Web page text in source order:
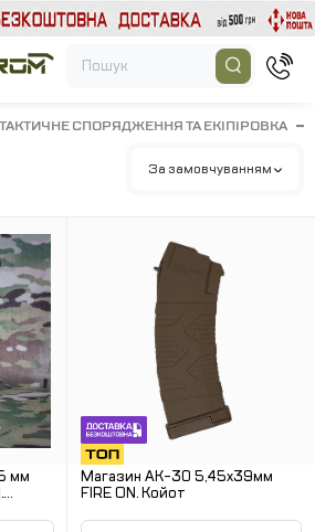
ТАКТИЧНЕ СПОРЯДЖЕННЯ ТА ЕКІПІРОВКА
За замовчуванням
мм
Магазин АК-30 5,45х39мм
FIRE ON. Койот